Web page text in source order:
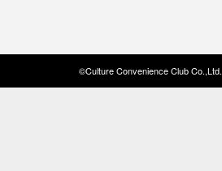
©Culture Convenience Club Co.,Ltd.